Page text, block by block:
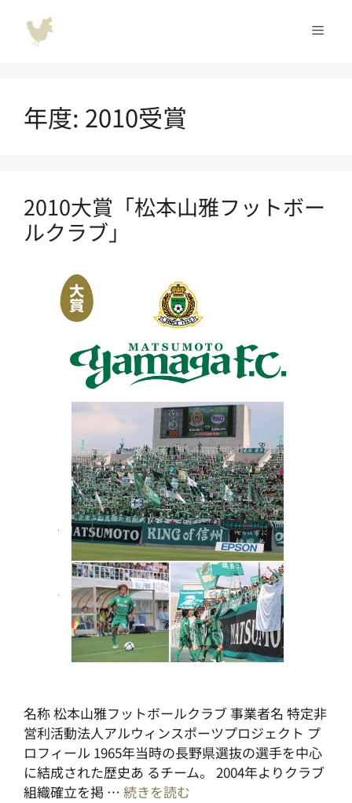
メ
年度: 2010受賞
2010大賞「松本山雅フットボー
ルクラブ」
名称 松本山雅フットボールクラブ 事業者名 特定非
営利活動法人アルウィンスポーツプロジェクト プ
ロフィール 1965年当時の長野県選抜の選手を中心
に結成された歴史あ るチーム。 2004年よりクラブ
組織確立を掲 … 続きを読む